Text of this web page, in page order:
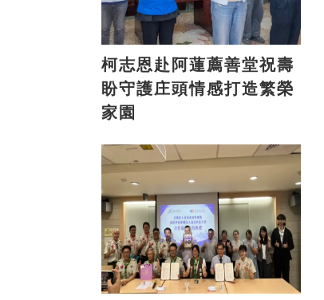
柯志恩赴阿蓮薦善堂祝壽
盼守護庄頭情感打造繁榮
家園